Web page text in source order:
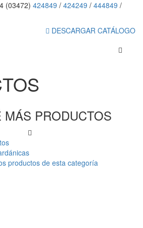
(03472) 424849 / 424249 / 444849 /
DESCARGAR CATÁLOGO
MÁS PRODUCTOS
productos de esta categoría